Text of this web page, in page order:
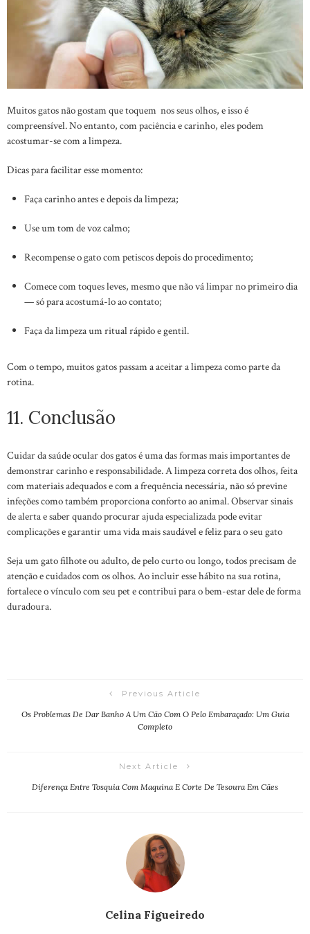
Muitos gatos não gostam que toquem nos seus olhos, e isso é
compreensível. No entanto, com paciência e carinho, eles podem
acostumar-se com a limpeza.
Dicas para facilitar esse momento:
Faça carinho antes e depois da limpeza;
Use um tom de voz calmo;
Recompense o gato com petiscos depois do procedimento;
Comece com toques leves, mesmo que não vá limpar no primeiro dia
— só para acostumá-lo ao contato;
Faça da limpeza um ritual rápido e gentil.
Com o tempo, muitos gatos passam a aceitar a limpeza como parte da
rotina.
11. Conclusão
Cuidar da saúde ocular dos gatos é uma das formas mais importantes de
demonstrar carinho e responsabilidade. A limpeza correta dos olhos, feita
com materiais adequados e com a frequência necessária, não só previne
infeções como também proporciona conforto ao animal. Observar sinais
de alerta e saber quando procurar ajuda especializada pode evitar
complicações e garantir uma vida mais saudável e feliz para o seu gato
Seja um gato filhote ou adulto, de pelo curto ou longo, todos precisam de
atenção e cuidados com os olhos. Ao incluir esse hábito na sua rotina,
fortalece o vínculo com seu pet e contribui para o bem-estar dele de forma
duradoura.
Previous Article
Os Problemas De Dar Banho A Um Cão Com O Pelo Embaraçado: Um Guia
Completo
Next Article
Diferença Entre Tosquia Com Maquina E Corte De Tesoura Em Cães
Celina Figueiredo